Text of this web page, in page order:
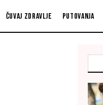
Čuvaj zdravlje Putovanja